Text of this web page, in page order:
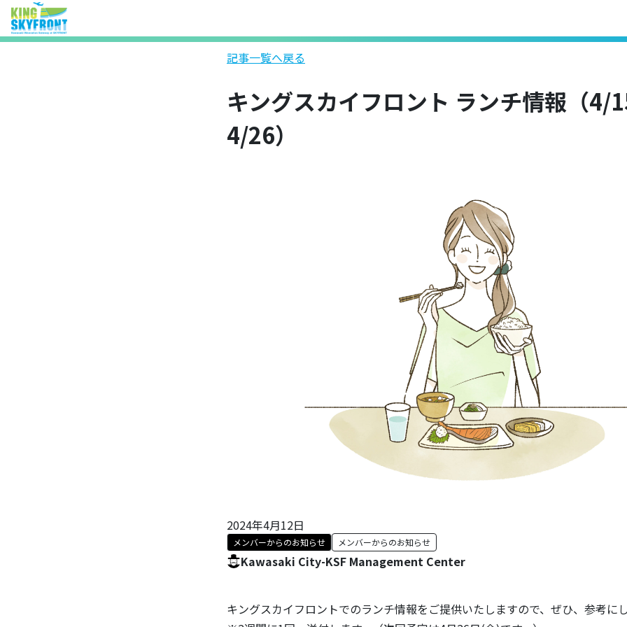
記事一覧へ戻る
キングスカイフロント ランチ情報（4/
4/26）
2024年4月12日
メンバーからのお知らせ メンバーからのお知らせ
Kawasaki City-KSF Management Center
キングスカイフロントでのランチ情報をご提供いたしますので、ぜひ、参考に